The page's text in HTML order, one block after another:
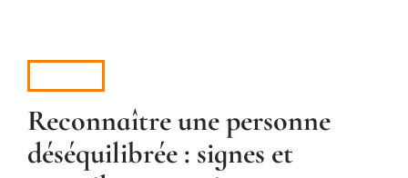
Reconnaître une personne
déséquilibrée : signes et